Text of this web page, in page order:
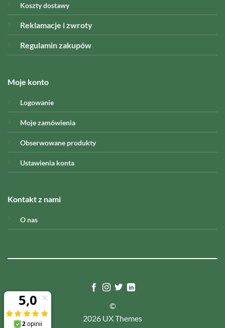
Koszty dostawy
Reklamacje i zwroty
Regulamin zakupów
Moje konto
Logowanie
Moje zamówienia
Obserwowane produkty
Ustawienia konta
Kontakt z nami
O nas
©
2026 UX Themes